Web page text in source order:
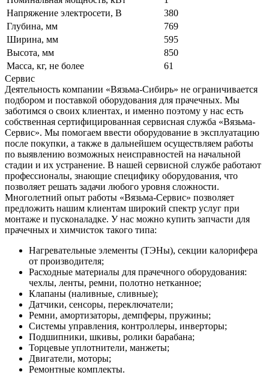
Напряжение электросети, В
380
Глубина, мм
769
Ширина, мм
595
Высота, мм
850
Масса, кг, не более
61
Сервис
Деятельность компании «Вязьма-Сибирь» не ограничивается
подбором и поставкой оборудования для прачечных. Мы
заботимся о своих клиентах, и именно поэтому у нас есть
собственная сертифицированная сервисная служба «Вязьма-
Сервис». Мы помогаем ввести оборудование в эксплуатацию
после покупки, а также в дальнейшем осуществляем работы
по выявлению возможных неисправностей на начальной
стадии и их устранение. В нашей сервисной службе работают
профессионалы, знающие специфику оборудования, что
позволяет решать задачи любого уровня сложности.
Многолетний опыт работы «Вязьма-Сервис» позволяет
предложить нашим клиентам широкий спектр услуг при
монтаже и пусконаладке. У нас можно купить запчасти для
прачечных и химчисток такого типа:
Нагревательные элементы (ТЭНы), секции калорифера
от производителя;
Расходные материалы для прачечного оборудования:
чехлы, ленты, ремни, полотно нетканное;
Клапаны (наливные, сливные);
Датчики, сенсоры, переключатели;
Ремни, амортизаторы, демпферы, пружины;
Системы управления, контроллеры, инверторы;
Подшипники, шкивы, ролики барабана;
Торцевые уплотнители, манжеты;
Двигатели, моторы;
Ремонтные комплекты.